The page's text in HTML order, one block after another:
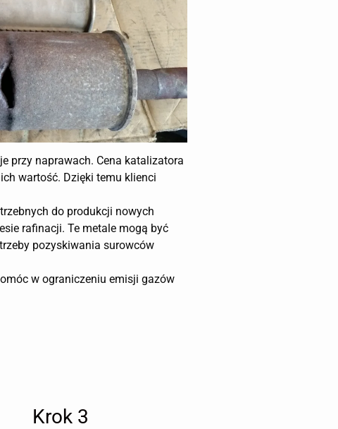
przy naprawach. Cena katalizatora
wartość. Dzięki temu klienci
do produkcji nowych
rafinacji. Te metale mogą być
pozyskiwania surowców
w ograniczeniu emisji gazów
Krok 3